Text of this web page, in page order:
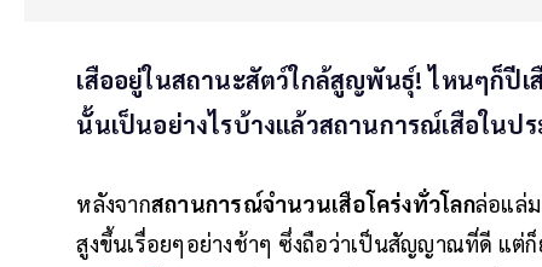
เสืออยู่ในสถานะสัตว์ใกล้สูญพันธุ์! ไหนๆก็ปีเ
นั้นเป็นอย่างไรบ้างแล้วสถานการณ์เสือในป
หลังจากสถานการณ์จำนวนเสือโคร่งทั่วโลกล่อแล่
สูงขึ้นเรื่อยๆอย่างช้าๆ ซึ่งถือว่าเป็นสัญญาณที่ดี แต่